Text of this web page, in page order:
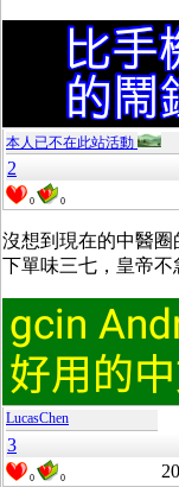
本人已不在此站活動
2
0 0
沒想到現在的中醫
下單味三七，皇帝不
LucasChen
3
0 0